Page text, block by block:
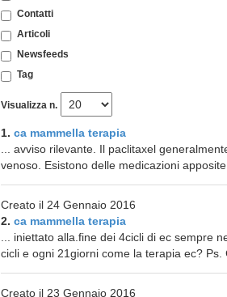
Contatti
Articoli
Newsfeeds
Tag
Visualizza n.
1. ca mammella terapia
... avviso rilevante. Il paclitaxel
venoso. Esistono delle medicazioni
Creato il 24 Gennaio 2016
2. ca mammella terapia
... iniettato alla.fine dei 4cicli di ec sempre
cicli e ogni 21giorni come la terapia ec? Ps.
Creato il 23 Gennaio 2016